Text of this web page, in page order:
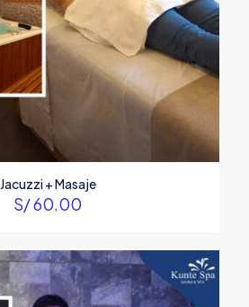
Jacuzzi + Masaje
S/60.00